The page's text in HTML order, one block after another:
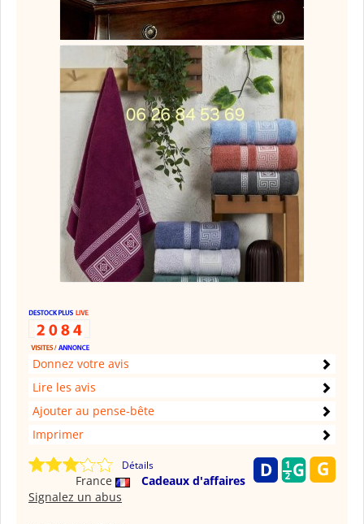
Donnez votre avis
Lire les avis
Ajouter au pense-bête
Imprimer
Détails
France
Cadeaux d'affaires
Signalez un abus